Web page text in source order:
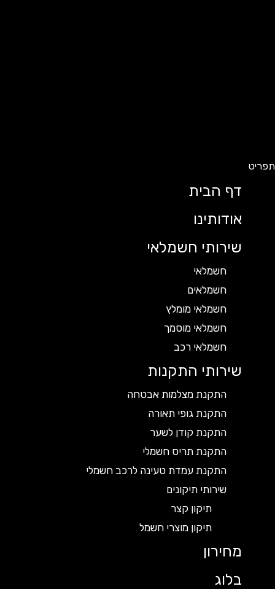
דף הבית
אודותינו
שירותי חשמלאי
חשמלאי
חשמלאים
חשמלאי מומלץ
חשמלאי מוסמך
חשמלאי רכב
שירותי התקנות
התקנת מצלמות אבטחה
התקנת גופי תאורה
התקנת קודן לשער
התקנת תריס חשמלי
התקנת עמדת טעינה לרכב חשמלי
שירותי תיקונים
תיקון קצר
תיקון מוצרי חשמל
מחירון
בלוג